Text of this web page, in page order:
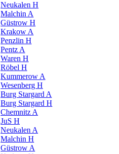
Neukalen H
Malchin A
Güstrow H
Krakow A
Penzlin H
Pentz A
Waren H
Röbel H
Kummerow A
Wesenberg H
Burg Stargard A
Burg Stargard H
Chemnitz A
JuS H
Neukalen A
Malchin H
Güstrow A